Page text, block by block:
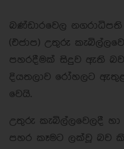
බණ්ඩාරවෙල
(එජාප) උතුරු
පහරදීමක් සිදුව ඇති
දියතලාව රෝහලට
වෙයි.
උතුරු කැබිල්ලවෙලදී
පහර කෑමට ලක්වූ බව